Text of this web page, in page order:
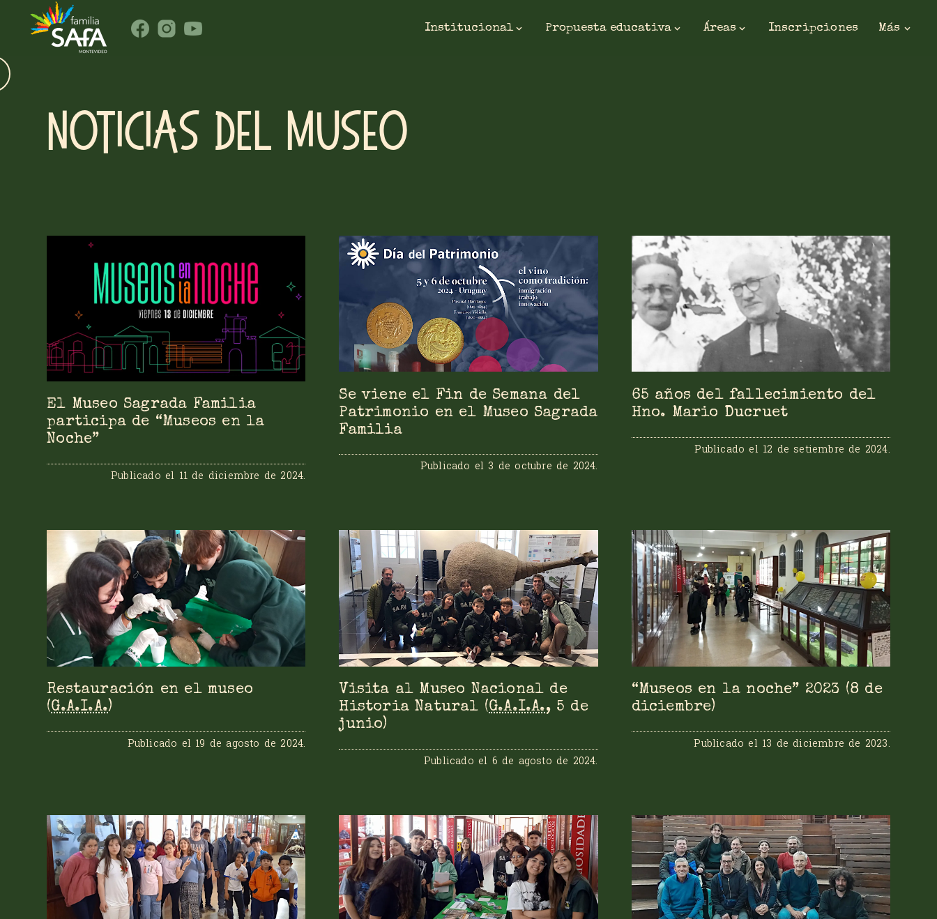
Institucional Propuesta educativa Áreas Inscripciones Más
NOTICIAS DEL MUSEO
El Museo Sagrada Familia
participa de “Museos en la
Noche”
Publicado el 11 de diciembre de 2024
Se viene el Fin de Semana del
Patrimonio en el Museo Sagrada
Familia
Publicado el 3 de octubre de 2024.
65 años del fallecimiento del
Hno. Mario Ducruet
Publicado el 12 de setiembre de 2024
Restauración en el museo
(G.A.I.A.)
Publicado el 19 de agosto de 2024.
Visita al Museo Nacional de
Historia Natural (G.A.I.A., 5 de
junio)
Publicado el 6 de agosto de 2024.
“Museos en la noche” 2023 (8 de
diciembre)
Publicado el 13 de diciembre de 2023.